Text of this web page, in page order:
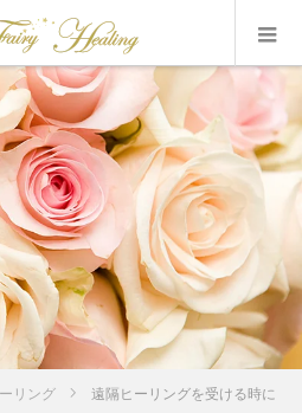
リング
遠隔ヒーリングを受ける時に